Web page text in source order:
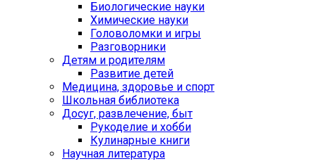
Биологические науки
Химические науки
Головоломки и игры
Разговорники
Детям и родителям
Развитие детей
Медицина, здоровье и спорт
Школьная библиотека
Досуг, развлечение, быт
Рукоделие и хобби
Кулинарные книги
Научная литература